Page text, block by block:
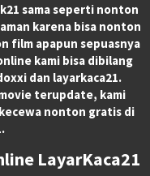
sama seperti nonton
karena bisa nonton
film apapun sepuasnya
kami bisa dibilang
dan layarkaca21.
terupdate, kami
nonton gratis di
LayarKaca21